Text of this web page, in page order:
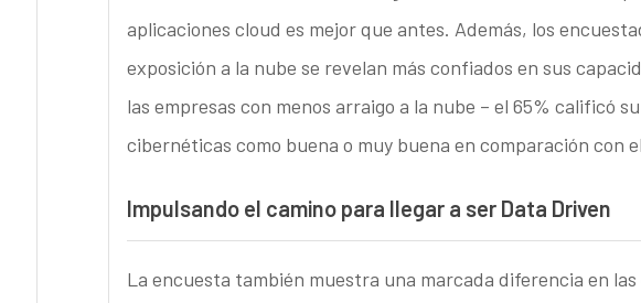
aplicaciones cloud es mejor que antes. Además, los
exposición a la nube se revelan más confiados en sus
las empresas con menos arraigo a la nube – el 65% calificó
cibernéticas como buena o muy buena en comparación con
Impulsando el camino para llegar a ser Data Driven
La encuesta también muestra una marcada diferencia en